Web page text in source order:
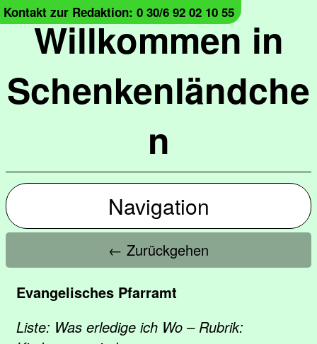
Willkommen in
Schenkenländche
n
Kontakt zur Redaktion: 0 30/6 92 02 10 55
Navigation
← Zurückgehen
Evangelisches Pfarramt
Liste: Was erledige ich Wo – Rubrik: